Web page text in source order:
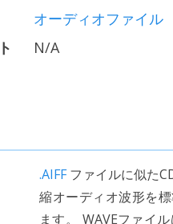
オーディオファイル
N/A
.AIFFファイルに似た
縮オーディオ波形を
ます。 WAVEファイ